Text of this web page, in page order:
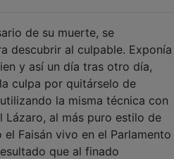
de su muerte, se
descubrir al culpable. Exponía
y así un día tras otro día,
culpa por quitárselo de
la misma técnica con
Lázaro, al más puro estilo de
Faisán vivo en el Parlamento
que al finado